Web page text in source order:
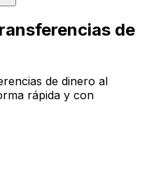
de
de dinero al
rápida y con